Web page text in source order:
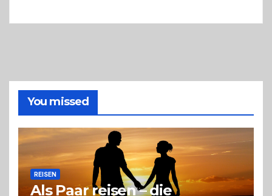
richtige
Entscheidung
You missed
REISEN
Als Paar reisen – die